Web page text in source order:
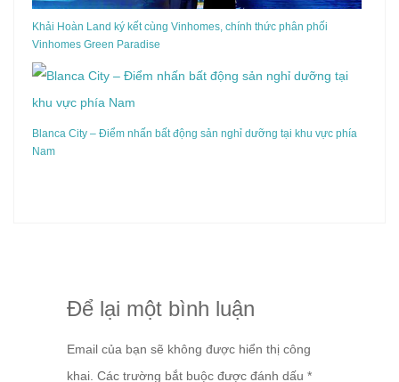
Khải Hoàn Land ký kết cùng Vinhomes, chính thức phân phối
Vinhomes Green Paradise
Blanca City – Điểm nhấn bất động sản nghỉ dưỡng tại khu vực phía
Nam
Để lại một bình luận
Email của bạn sẽ không được hiển thị công
khai. Các trường bắt buộc được đánh dấu *